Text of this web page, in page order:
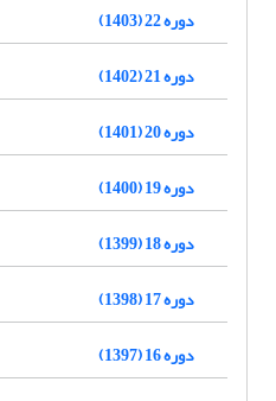
دوره 22 (1403)
دوره 21 (1402)
دوره 20 (1401)
دوره 19 (1400)
دوره 18 (1399)
دوره 17 (1398)
دوره 16 (1397)